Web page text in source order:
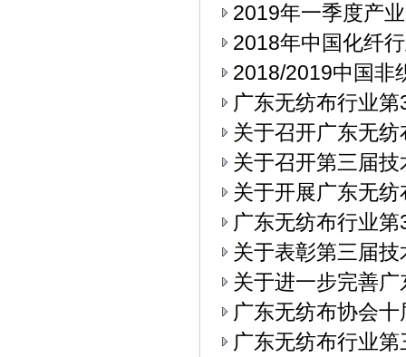
2019年一季度产
2018年中国化纤
2018/2019中国非
广东无纺布行业
关于召开广东无
关于召开第三届
关于开展广东无
广东无纺布行业
关于表彰第三届
关于进一步完善
广东无纺布协会
广东无纺布行业